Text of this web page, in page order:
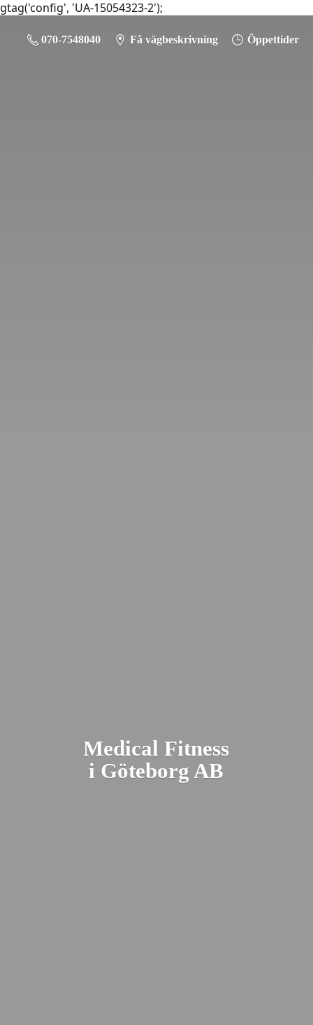
gtag('config', 'UA-15054323-2');
070-7548040 Få vägbeskrivning Öppettider
Medical Fitness
i Göteborg AB